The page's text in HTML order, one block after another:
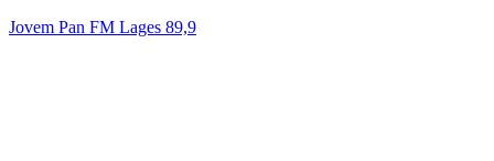
Jovem Pan FM Lages 89,9